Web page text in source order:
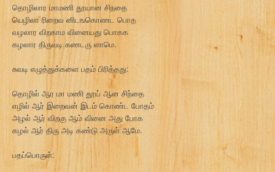
தொழிலார மாமணி தூயான சிநதை
யெழிலா ரிறைவ னிடஙகொணட பொத
வழலார விறகாம வினையது பொகக
கழலார திருவடி கணடரு ளாமெ.
சுவடி எழுத்துக்களை பதம் பிரித்தது:
தொழில் ஆர மா மணி தூய் ஆன சிந்தை
எழில் ஆர் இறைவன் இடம் கொண்ட போதம்
அழல் ஆர் விறகு ஆம் வினை அது போக
கழல் ஆர் திரு அடி கண்டு அருள் ஆமே.
பதப்பொருள்: